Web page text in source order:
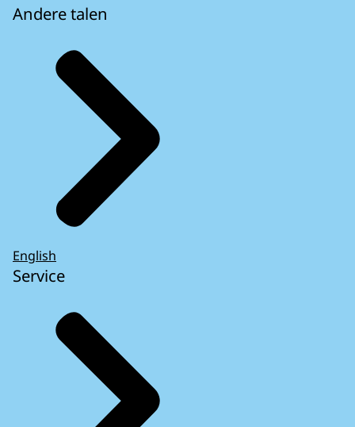
Andere talen
English
Service